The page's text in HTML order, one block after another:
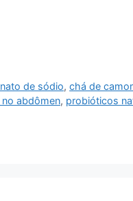
de sódio,chá de
abdômen, probióticos